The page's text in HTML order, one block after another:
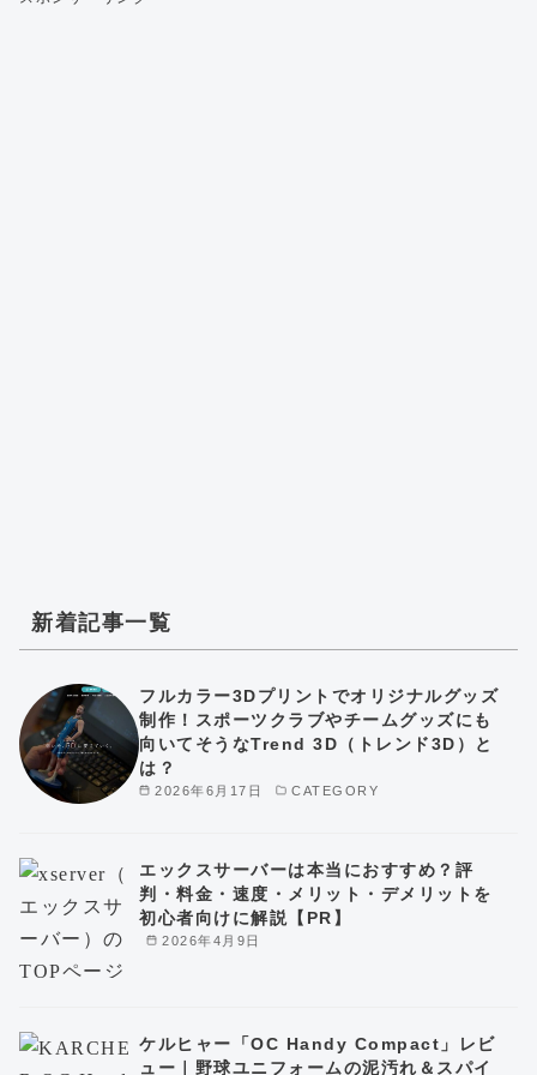
新着記事一覧
2026年6月17日 CATEGORY
フルカラー3Dプリントでオリジナルグッズ
制作！スポーツクラブやチームグッズにも
向いてそうなTrend 3D（トレンド3D）と
は？
2026年4月9日
エックスサーバーは本当におすすめ？評
判・料金・速度・メリット・デメリットを
初心者向けに解説【PR】
ケルヒャー「OC Handy Compact」レビ
ュー｜野球ユニフォームの泥汚れ＆スパイ